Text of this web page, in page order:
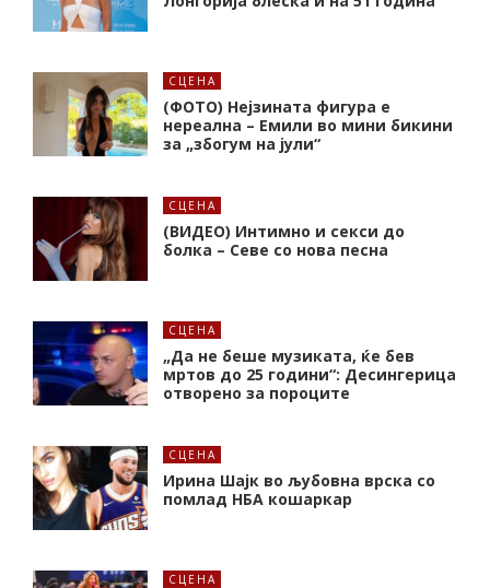
СЦЕНА
(ФОТО) Нејзината фигура е
нереална – Емили во мини бикини
за „збогум на јули“
СЦЕНА
(ВИДЕО) Интимно и секси до
болка – Севе со нова песна
СЦЕНА
„Да не беше музиката, ќе бев
мртов до 25 години“: Десингерица
отворено за пороците
СЦЕНА
Ирина Шајк во љубовна врска со
помлад НБА кошаркар
СЦЕНА